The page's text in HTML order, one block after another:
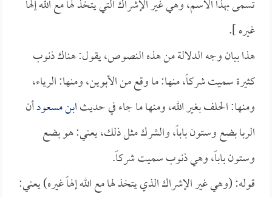
تسمى بهذا الاسم، وهي غير الإشراك التي يتخذ لها مع الله إلهاً
غيره ].
هذا بيان وجه الدلالة من هذه النصوص، يقول: هناك ذنوب
كثيرة سميت شركاً، منها: ما وقع من الأبوين، ومنها: الرياء،
ومنها: الحلف بغير الله، ومنها ما جاء في حديثابن مسعودأن
الربا بضع وستون باباً، والشرك مثل ذلك، يعني: هو بضع
وستون باباً، وهي ذنوب سميت شركاً.
قوله: (وهي غير الإشراك الذي يتخذ لها مع الله إلهاً غيره) يعني: